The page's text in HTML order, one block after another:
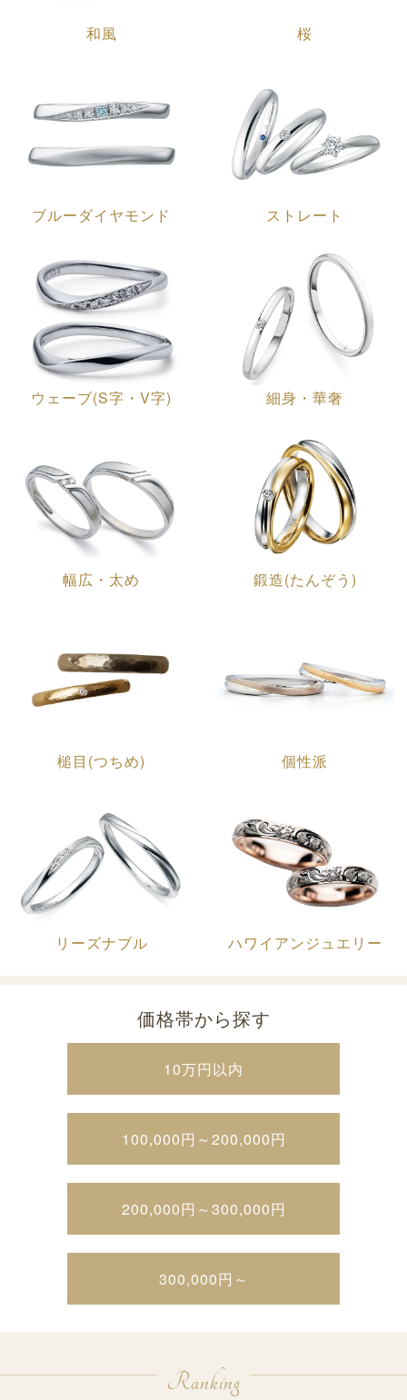
和風 桜
ブルーダイヤモンド ストレート
ウェーブ(S字・V字) 細身・華奢
幅広・太め 鍛造(たんぞう)
槌目(つちめ) 個性派
リーズナブル ハワイアンジュエリー
価格帯から探す
10万円以内
100,000円～200,000円
200,000円～300,000円
300,000円～
Ranking